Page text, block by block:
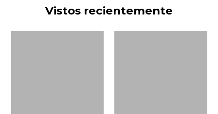
Vistos recientemente